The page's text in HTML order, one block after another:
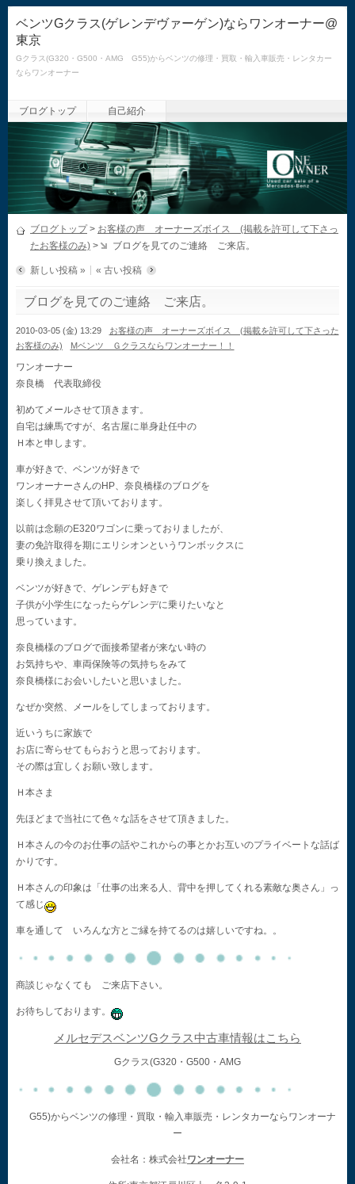
ベンツGクラス(ゲレンデヴァーゲン)ならワンオーナー@
東京
Gクラス(G320・G500・AMG G55)からベンツの修理・買取・輸入車販売・レンタカー
ならワンオーナー
ブログトップ 自己紹介
ブログトップ> お客様の声 オーナーズボイス (掲載を許可して下さっ
たお客様のみ) > ブログを見てのご連絡 ご来店。
新しい投稿 » « 古い投稿
ブログを見てのご連絡 ご来店。
2010-03-05 (金) 13:29
お客様の声 オーナーズボイス (掲載を許可して下さった
お客様のみ)
Mベンツ Ｇクラスならワンオーナー！！
ワンオーナー
奈良橋 代表取締役
初めてメールさせて頂きます。
自宅は練馬ですが、名古屋に単身赴任中の
Ｈ本と申します。
車が好きで、ベンツが好きで
ワンオーナーさんのHP、奈良橋様のブログを
楽しく拝見させて頂いております。
以前は念願のE320ワゴンに乗っておりましたが、
妻の免許取得を期にエリシオンというワンボックスに
乗り換えました。
ベンツが好きで、ゲレンデも好きで
子供が小学生になったらゲレンデに乗りたいなと
思っています。
奈良橋様のブログで面接希望者が来ない時の
お気持ちや、車両保険等の気持ちをみて
奈良橋様にお会いしたいと思いました。
なぜか突然、メールをしてしまっております。
近いうちに家族で
お店に寄らせてもらおうと思っております。
その際は宜しくお願い致します。
Ｈ本さま
先ほどまで当社にて色々な話をさせて頂きました。
Ｈ本さんの今のお仕事の話やこれからの事とかお互いのプライベートな話ば
かりです。
Ｈ本さんの印象は「仕事の出来る人、背中を押してくれる素敵な奥さん」っ
て感じ
車を通して いろんな方とご縁を持てるのは嬉しいですね。。
商談じゃなくても ご来店下さい。
お待ちしております。
メルセデスベンツGクラス中古車情報はこちら
Gクラス(G320・G500・AMG
G55)からベンツの修理・買取・輸入車販売・レンタカーならワンオーナ
ー
会社名：株式会社ワンオーナー